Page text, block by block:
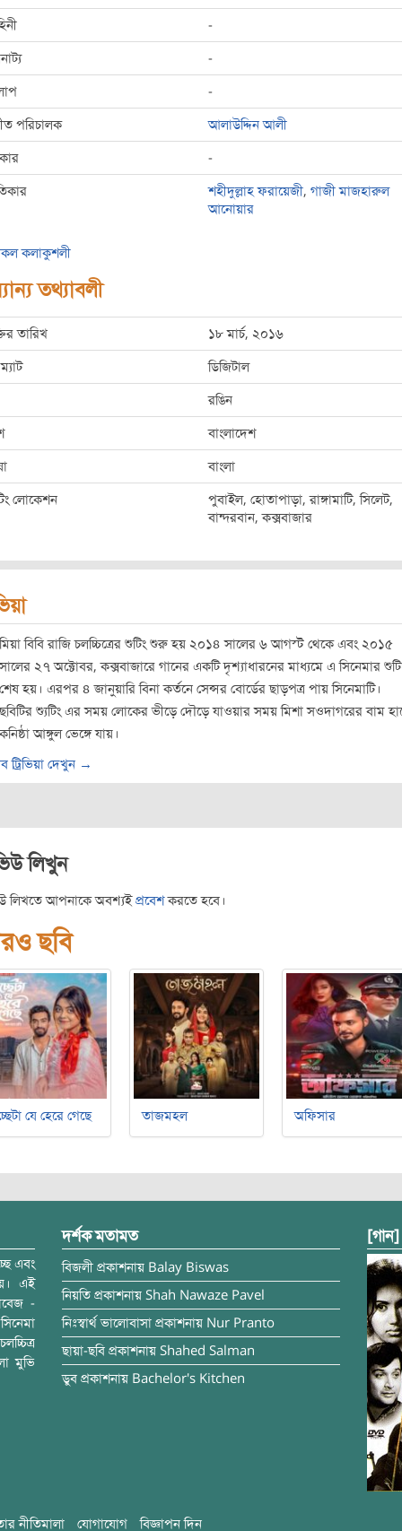
-
-
-
পরিচালক আলাউদ্দিন আলী
-
শহীদুল্লাহ ফরায়েজী, গাজী মাজহারুল
আনোয়ার
কলাকুশলী
তথ্যাবলী
তারিখ ১৮ মার্চ, ২০১৬
ডিজিটাল
রঙিন
বাংলাদেশ
বাংলা
লোকেশন
পুবাইল, হোতাপাড়া, রাঙ্গামাটি, সিলেট,
বান্দরবান, কক্সবাজার
মিয়া বিবি রাজি চলচ্চিত্রের শুটিং শুরু হয় ২০১৪ সালের ৬ আগস্ট থেকে এবং ২০১৫
সালের ২৭ অক্টোবর, কক্সবাজারে গানের একটি দৃশ্যাধারনের মাধ্যমে এ সিনেমার
শেষ হয়। এরপর ৪ জানুয়ারি বিনা কর্তনে সেন্সর বোর্ডের ছাড়পত্র পায় সিনেমাটি।
ছবিটির শ্যুটিং এর সময় লোকের ভীড়ে দৌড়ে যাওয়ার সময় মিশা সওদাগরের বাম
কনিষ্ঠা আঙ্গুল ভেঙ্গে যায়।
ট্রিভিয়া দেখুন →
লিখুন
লিখতে আপনাকে অবশ্যইপ্রবেশকরতে হবে।
ছবি
যে হেরে গেছে তাজমহল অফিসার
এবং
এই
-
মুভি
দর্শক মতামত
বিজলী প্রকাশনায় Balay Biswas
নিয়তি প্রকাশনায় Shah Nawaze Pavel
নিঃস্বার্থ ভালোবাসা প্রকাশনায় Nur Pranto
ছায়া-ছবি প্রকাশনায় Shahed Salman
ডুব প্রকাশনায় Bachelor's Kitchen
[গান]
নীতিমালা যোগাযোগ বিজ্ঞাপন দিন